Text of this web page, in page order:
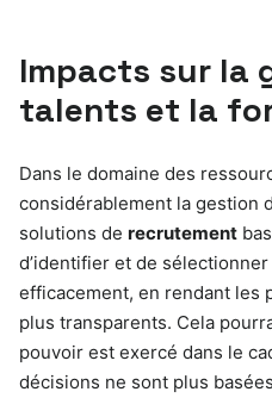
Impacts sur la
talents et la
Dans le domaine des
considérablement la gestion
solutions de recrutement
d’identifier et de
efficacement, en rendant les
plus transparents. Cela
pouvoir est exercé dans le
décisions ne sont plus